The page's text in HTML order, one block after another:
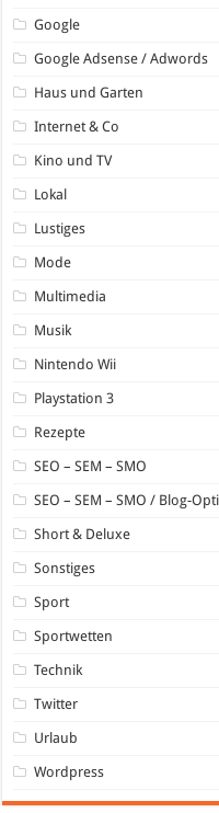
Google
Google Adsense / Adwords
Haus und Garten
Internet & Co
Kino und TV
Lokal
Lustiges
Mode
Multimedia
Musik
Nintendo Wii
Playstation 3
Rezepte
SEO – SEM – SMO
SEO – SEM – SMO / Blog-
Short & Deluxe
Sonstiges
Sport
Sportwetten
Technik
Twitter
Urlaub
Wordpress